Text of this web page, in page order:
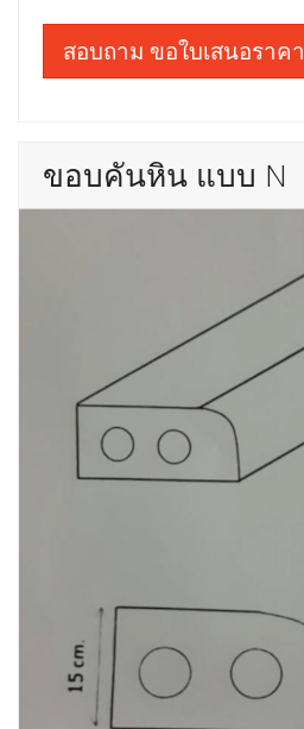
สอบถาม ขอใบเสนอราคา
ขอบคันหิน แบบ N